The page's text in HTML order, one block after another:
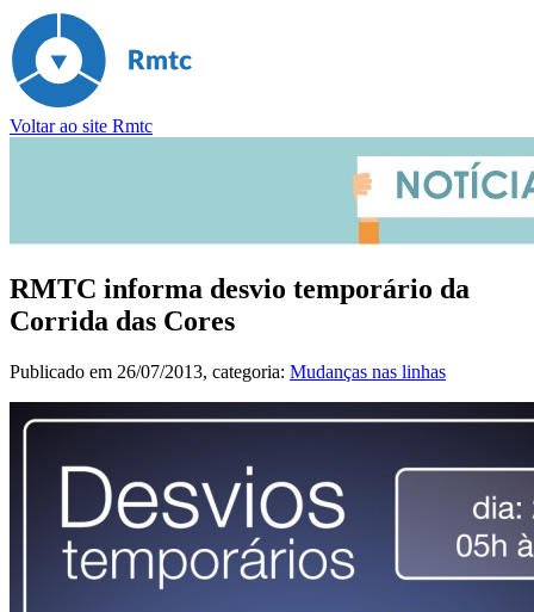
Voltar ao site Rmtc
RMTC informa desvio temporário da
Corrida das Cores
Publicado em 26/07/2013, categoria: Mudanças nas linhas